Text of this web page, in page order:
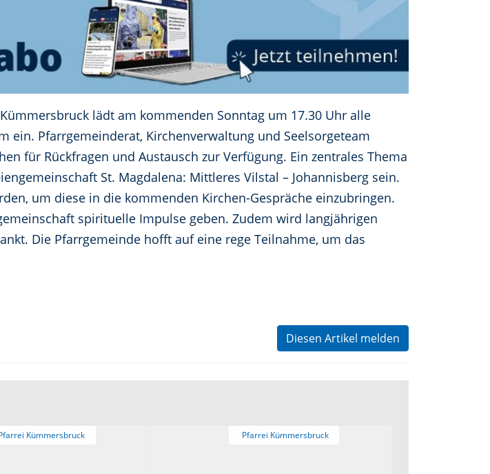
lädt am kommenden Sonntag um 17.30 Uhr alle
ein. Pfarrgemeinderat, Kirchenverwaltung und Seelsorgeteam
für Rückfragen und Austausch zur Verfügung. Ein zentrales Thema
St. Magdalena: Mittleres Vilstal – Johannisberg sein.
um diese in die kommenden Kirchen-Gespräche einzubringen.
spirituelle Impulse geben. Zudem wird langjährigen
Die Pfarrgemeinde hofft auf eine rege Teilnahme, um das
Diesen Artikel melden
Pfarrei Kümmersbruck